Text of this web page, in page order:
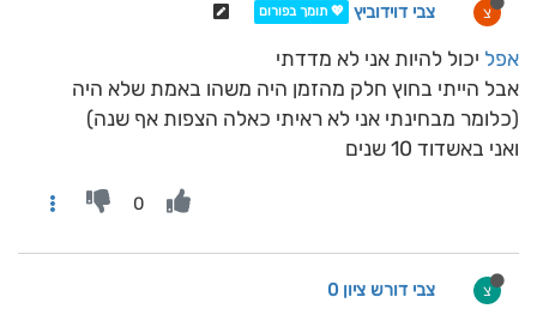
צ צבי דוידוביץ 💖 תומך בפורום
אפל יכול להיות אני לא מדדתי
אבל הייתי בחוץ חלק מהזמן היה משהו באמת שלא היה
(כלומר מבחינתי אני לא ראיתי כאלה הצפות אף שנה)
ואני באשדוד 10 שנים
0
צ צבי דורש ציון 0